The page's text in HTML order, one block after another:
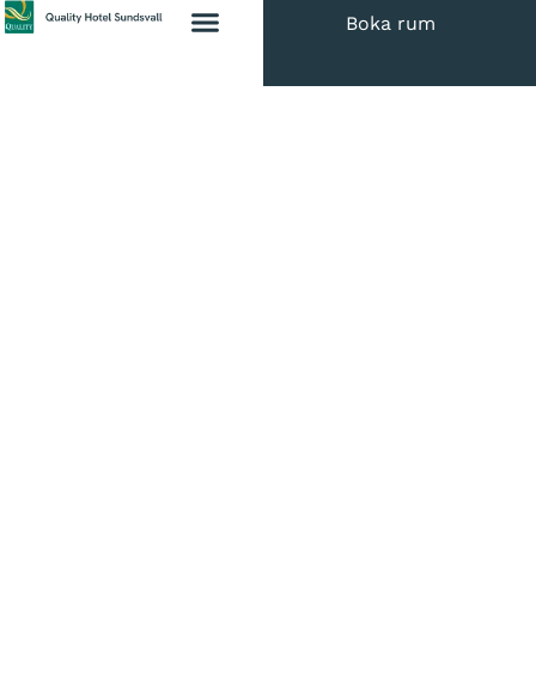
Boka rum